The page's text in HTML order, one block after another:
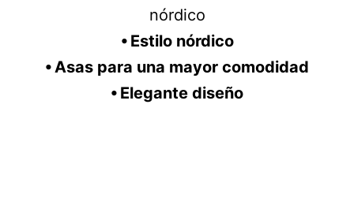
nórdico
⦁ Estilo nórdico
⦁ Asas para una mayor comodidad
⦁ Elegante diseño